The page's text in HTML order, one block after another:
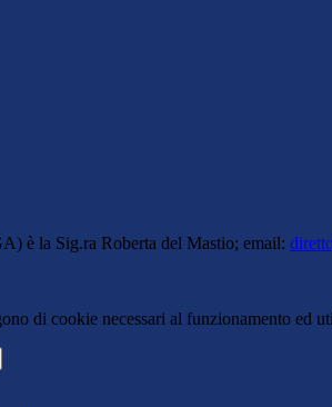
è la Sig.ra Roberta del Mastio; email:
di cookie necessari al funzionamento ed